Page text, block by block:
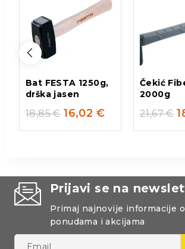
Bat FESTA 1250g,
drška jasen
18,85€ 16,02 €
Čekić
2000g
21,67€
Prijavi se na
Primaj najnovije informacije
ponudama i akcijama